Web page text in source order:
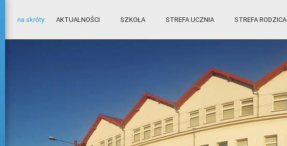
na skróty: AKTUALNOŚCI SZKOŁA STREFA UCZNIA STREFA RODZICA